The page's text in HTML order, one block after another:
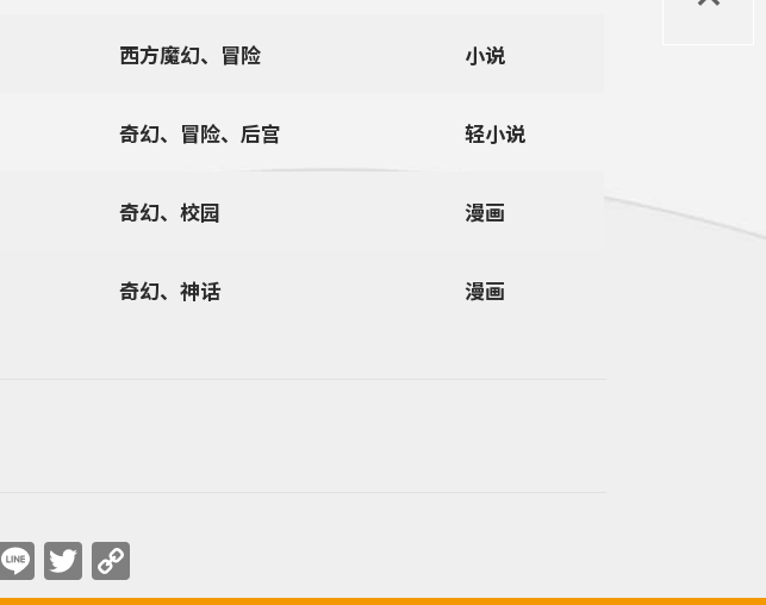
西方魔幻、冒险 小说
奇幻、冒险、后宫 轻小说
奇幻、校园 漫画
奇幻、神话 漫画
Facebook
LineTwitter